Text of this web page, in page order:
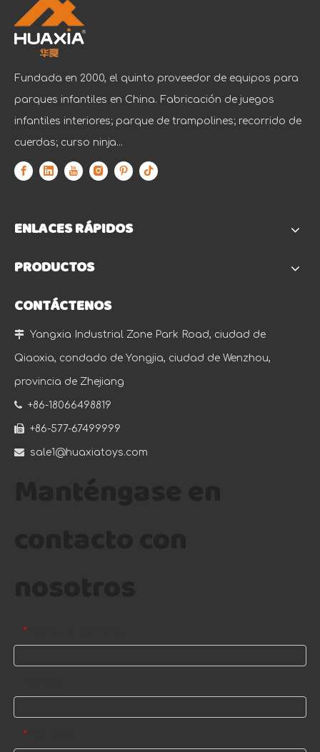
Fundada en 2000, el quinto proveedor de equipos para
parques infantiles en China. Fabricación de juegos
infantiles interiores; parque de trampolines; recorrido de
cuerdas; curso ninja...
ENLACES RÁPIDOS
PRODUCTOS
CONTÁCTENOS
 Yangxia Industrial Zone Park Road, ciudad de
Qiaoxia, condado de Yongjia, ciudad de Wenzhou,
provincia de Zhejiang
 +86-18066498819
 +86-577-67499999
 sale1@huaxiatoys.com
*
*